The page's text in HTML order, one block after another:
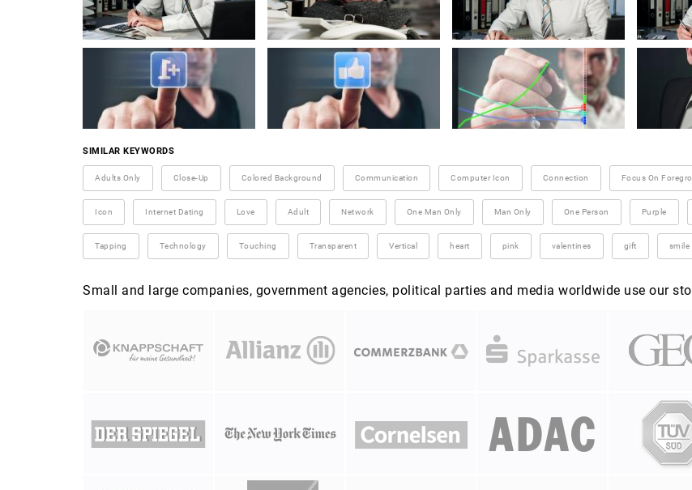
SIMILAR KEYWORDS
Adults Only Close-Up Colored Background Communication Computer Icon Connection Focus On
Icon Internet Dating Love Adult Network One Man Only Man Only One Person Purple
Tapping Technology Touching Transparent Vertical heart pink valentines gift smile
Small and large companies, government agencies, political parties and media worldwide use our